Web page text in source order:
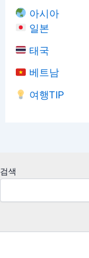
아시아
일본
태국
베트남
여행TIP
검색